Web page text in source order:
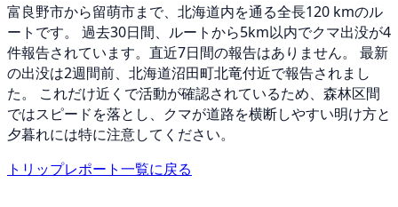
富良野市から留萌市まで、北海道内を通る全長120 kmのル
ートです。 過去30日間、ルートから5km以内でクマ出没が4
件報告されています。直近7日間の報告はありません。 最新
の出没は2週間前、北海道沼田町北竜付近で報告されまし
た。 これだけ近くで活動が確認されているため、森林区間
ではスピードを落とし、クマが道路を横断しやすい明け方と
夕暮れには特に注意してください。
トリップレポート一覧に戻る